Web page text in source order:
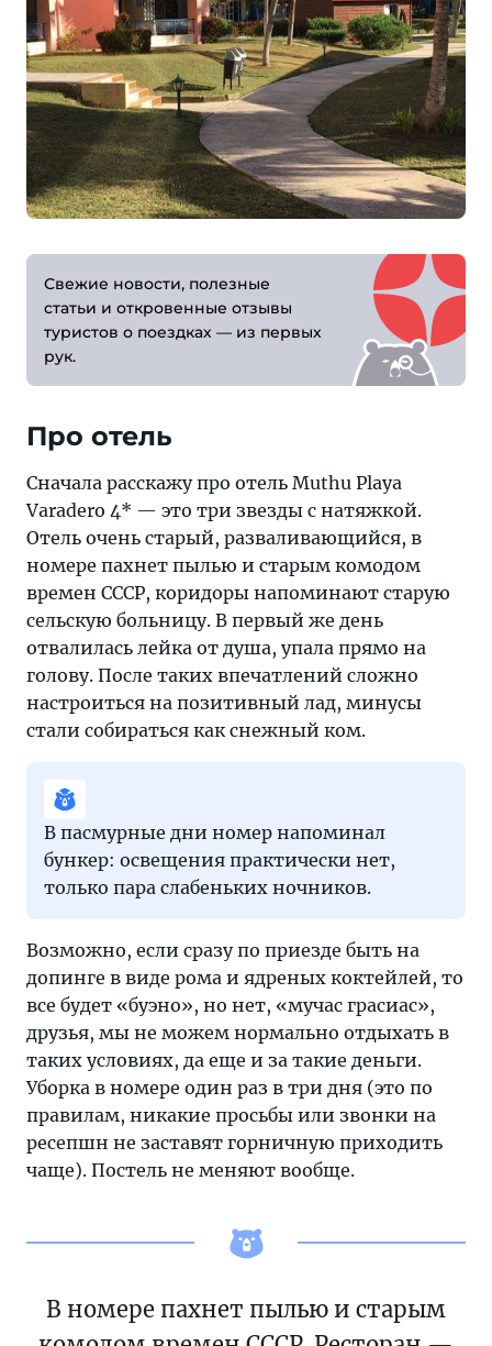
Свежие новости, полезные
статьи и откро­вен­ные отзывы
туристов о поездках — из первых
рук.
Про отель
Сначала расскажу про отель Muthu Playa
Varadero 4* — это три звезды с натяжкой.
Отель очень старый, разваливающийся, в
номере пахнет пылью и старым комодом
времен СССР, коридоры напоминают старую
сельскую больницу. В первый же день
отвалилась лейка от душа, упала прямо на
голову. После таких впечатлений сложно
настроиться на позитивный лад, минусы
стали собираться как снежный ком.
В пасмурные дни номер напоминал
бункер: освещения практически нет,
только пара слабеньких ночников.
Возможно, если сразу по приезде быть на
допинге в виде рома и ядреных коктейлей, то
все будет «буэно», но нет, «мучас грасиас»,
друзья, мы не можем нормально отдыхать в
таких условиях, да еще и за такие деньги.
Уборка в номере один раз в три дня (это по
правилам, никакие просьбы или звонки на
ресепшн не заставят горничную приходить
чаще). Постель не меняют вообще.
В номере пахнет пылью и старым